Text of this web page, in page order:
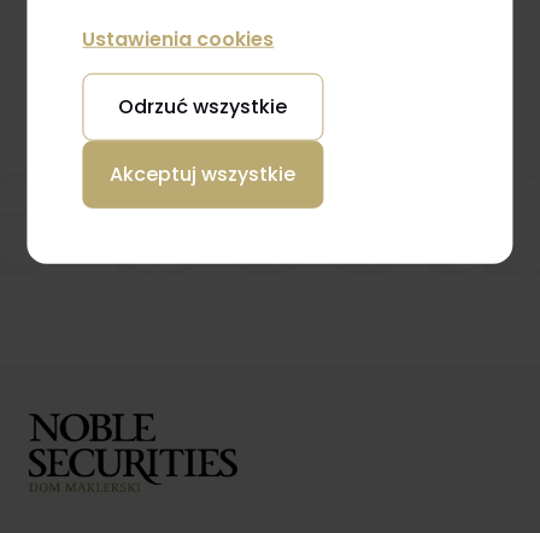
maklerskiego lub naszych usług? Wypełnij formularz
– odezwiemy się jak najszybciej.
Noble Securities – porozmawiajmy o Twoich
potrzebach inwestycyjnych.
Napisz do nas
Ustawienia cookies
Odrzuć wszystkie
Akceptuj wszystkie